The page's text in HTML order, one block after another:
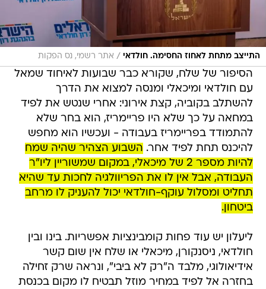
התייצב מתחת לאחוז החסימה. חולדאי / אתר רשמי, נס הפקות
הסיפור של שלח, שקורא כבר שבועות לאיחוד שמאל
עם חולדאי ומיכאלי ומנסה למצוא את הדרך
להשתלב בקוביה, קצת אירוני: אחרי שנטש את לפיד
במחאה על כך שלא היו פריימריז, הוא בחר שלא
להתמודד בפריימריז בעבודה - ועכשיו הוא מחפש
להיכנס תחת לפיד אחר. השבוע הצהיר שהיה שמח
להיות מספר 2 של מיכאלי, במקום שמשוריין ליו"ר
העבודה, אבל אין לו את הפריוולגיה לחכות עד שהיא
תחליט ומסלול עוקף-חולדאי יכול להעניק לו מרחב
ביטחון.
ליעלון יש עוד פחות קומבינציות אפשריות. בינו ובין
חולדאי, ניסנקורן, מיכאלי או שלח אין שום קשר
אידיאולוגי, מלבד ה"רק לא ביבי", ונראה שרק זחילה
בחזרה אל לפיד במחיר מוזל תבטיח לו מקום בכנסת